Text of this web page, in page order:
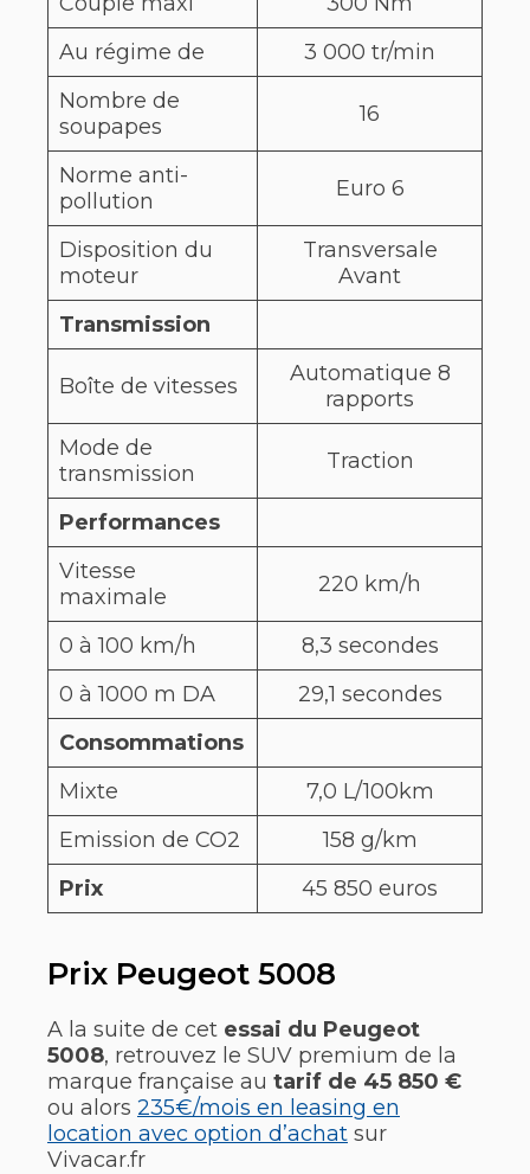
Au régime de
3 000 tr/min
Nombre de
soupapes
16
Norme anti-
pollution
Euro 6
Disposition du
moteur
Transversale
Avant
Transmission
Boîte de vitesses
Automatique 8
rapports
Mode de
transmission
Traction
Performances
Vitesse
maximale
220 km/h
0 à 100 km/h
8,3 secondes
0 à 1000 m DA
29,1 secondes
Consommations
Mixte
7,0 L/100km
Emission de CO2
158 g/km
Prix
45 850 euros
Prix Peugeot 5008
A la suite de cet essai du Peugeot
5008, retrouvez le SUV premium de la
marque française au tarif de 45 850 €
ou alors 235€/mois en leasing en
location avec option d’achat sur
Vivacar.fr